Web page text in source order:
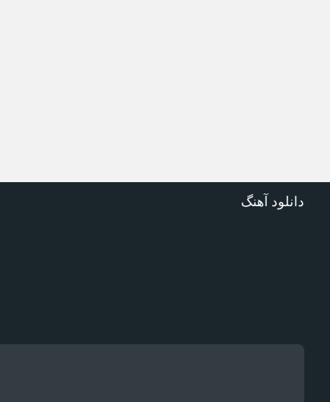
دانلود آهنگ